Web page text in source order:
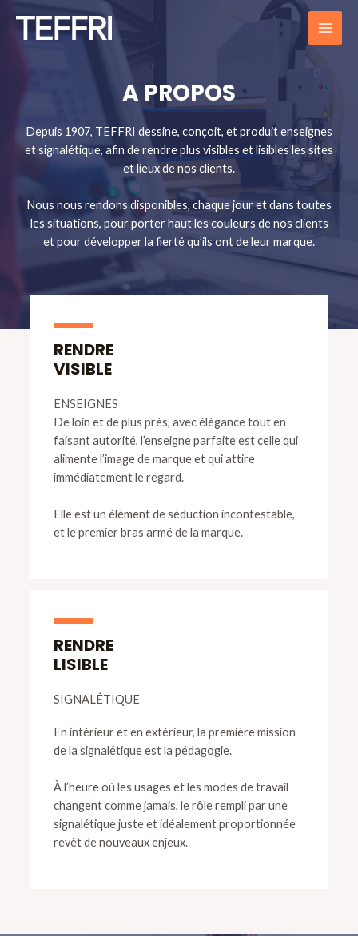
A PROPOS
Depuis 1907, TEFFRI dessine, conçoit, et produit enseignes
et signalétique, afin de rendre plus visibles et lisibles les sites
et lieux de nos clients.
Nous nous rendons disponibles, chaque jour et dans toutes
les situations, pour porter haut les couleurs de nos clients
et pour développer la fierté qu’ils ont de leur marque.
RENDRE
VISIBLE
ENSEIGNES
De loin et de plus près, avec élégance tout en
faisant autorité, l’enseigne parfaite est celle qui
alimente l’image de marque et qui attire
immédiatement le regard.
Elle est un élément de séduction incontestable,
et le premier bras armé de la marque.
RENDRE
LISIBLE
SIGNALÉTIQUE
En intérieur et en extérieur, la première mission
de la signalétique est la pédagogie.
À l’heure où les usages et les modes de travail
changent comme jamais, le rôle rempli par une
signalétique juste et idéalement proportionnée
revêt de nouveaux enjeux.